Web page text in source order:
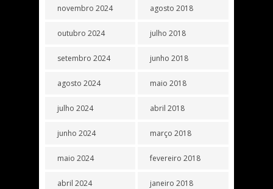
novembro 2024
outubro 2024
setembro 2024
agosto 2024
julho 2024
junho 2024
maio 2024
abril 2024
agosto 2018
julho 2018
junho 2018
maio 2018
abril 2018
março 2018
fevereiro 2018
janeiro 2018